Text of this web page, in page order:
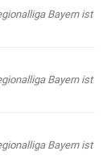
Bayern ist
Bayern ist
Bayern ist